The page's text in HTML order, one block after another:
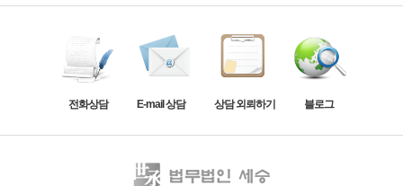
전화상담 E-mail 상담 상담 외뢰하기 블로그